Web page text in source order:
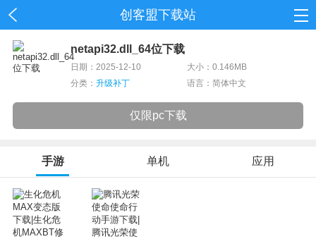
创客盟下载站
资讯
netapi32.dll_64位下载
日期：2025-12-10
大小：0.146MB
分类： 升级补丁 语言：简体中文
仅限pc下载
手游 单机 应用